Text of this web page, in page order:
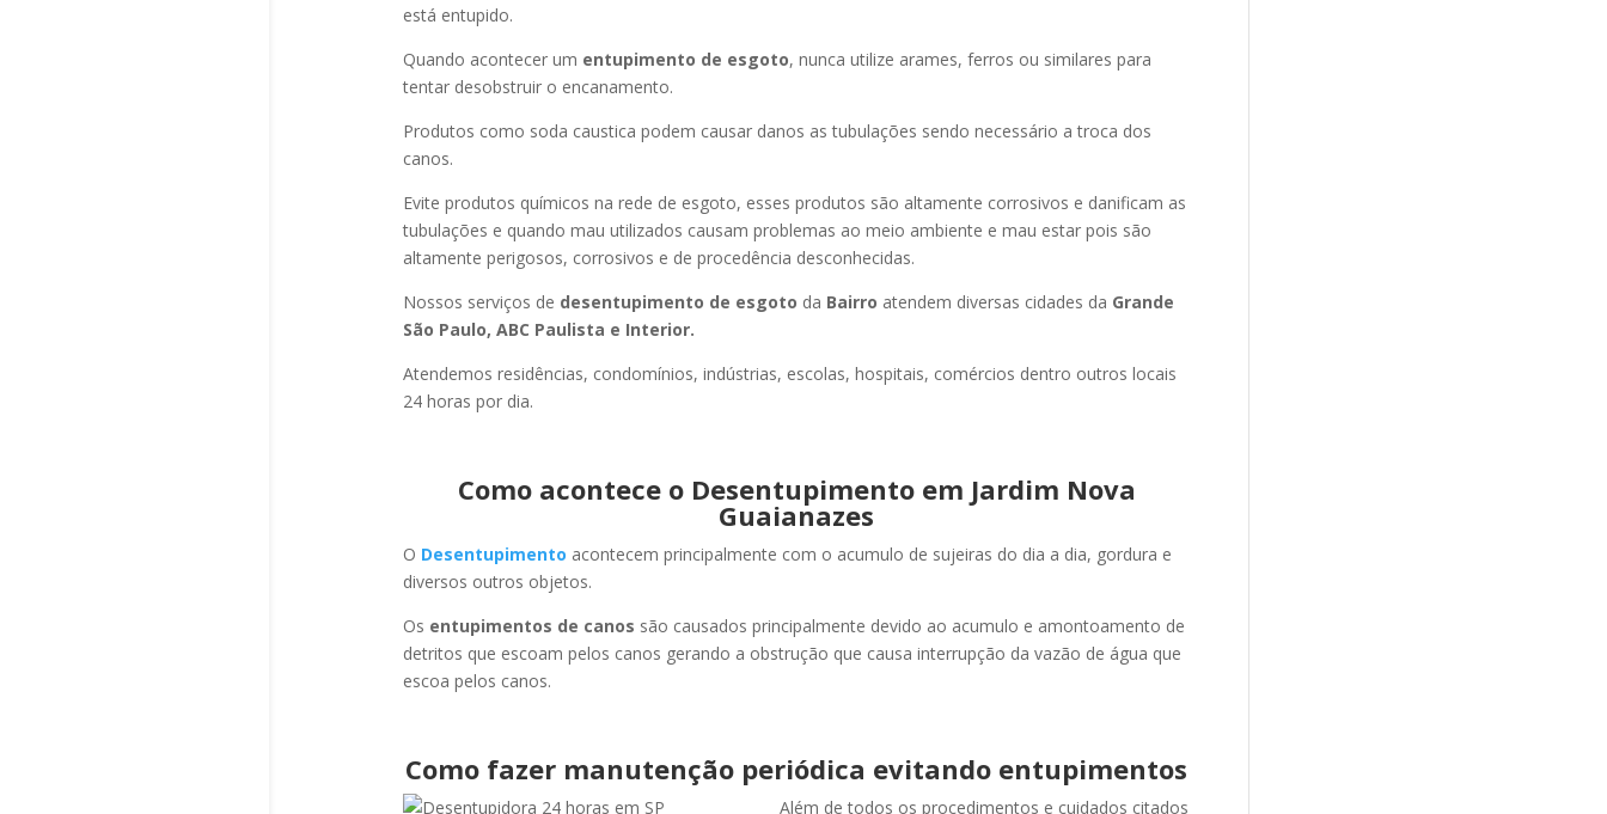
está entupido.
Quando acontecer um entupimento de esgoto, nunca utilize arames, ferros ou similares para
tentar desobstruir o encanamento.
Produtos como soda caustica podem causar danos as tubulações sendo necessário a troca dos
canos.
Evite produtos químicos na rede de esgoto, esses produtos são altamente corrosivos e danificam as
tubulações e quando mau utilizados causam problemas ao meio ambiente e mau estar pois são
altamente perigosos, corrosivos e de procedência desconhecidas.
Nossos serviços de desentupimento de esgoto da Bairro atendem diversas cidades da Grande
São Paulo, ABC Paulista e Interior.
Atendemos residências, condomínios, indústrias, escolas, hospitais, comércios dentro outros locais
24 horas por dia.
Como acontece o Desentupimento em Jardim Nova
Guaianazes
O Desentupimento acontecem principalmente com o acumulo de sujeiras do dia a dia, gordura e
diversos outros objetos.
Os entupimentos de canos são causados principalmente devido ao acumulo e amontoamento de
detritos que escoam pelos canos gerando a obstrução que causa interrupção da vazão de água que
escoa pelos canos.
Como fazer manutenção periódica evitando entupimentos
Além de todos os procedimentos e cuidados citados